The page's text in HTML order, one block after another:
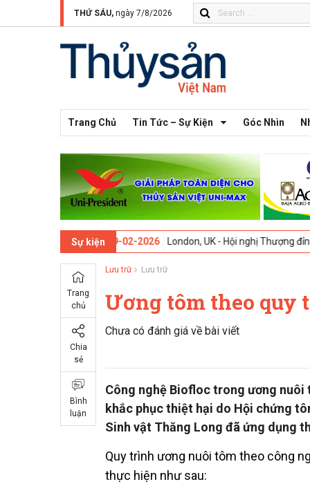
THỨ SÁU, ngày 7/8/2026
Trang Chủ Tin Tức – Sự Kiện Góc Nhìn
Sự kiện
09-02-2026 London, UK - Hội nghị Thượng đỉnh Đổi mới
Trang
chủ
Chia
sẻ
Bình
luận
Lưu trữ Lưu trữ
Ương tôm theo quy
Chưa có đánh giá về bài viết
Công nghệ Biofloc trong ương nuôi
khắc phục thiệt hại do Hội chứng
Sinh vật Thăng Long đã ứng dụng
Quy trình ương nuôi tôm theo công
thực hiện như sau: